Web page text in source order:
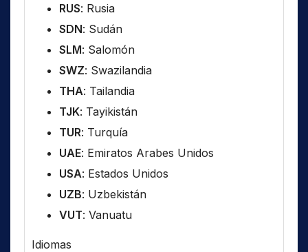
RUS: Rusia
SDN: Sudán
SLM: Salomón
SWZ: Swazilandia
THA: Tailandia
TJK: Tayikistán
TUR: Turquía
UAE: Emiratos Arabes Unidos
USA: Estados Unidos
UZB: Uzbekistán
VUT: Vanuatu
Idiomas